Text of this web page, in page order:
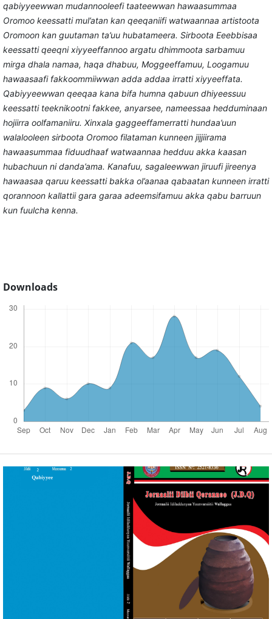
qabiyyeewwan mudannooleefi taateewwan hawaasummaa
Oromoo keessatti mul’atan kan qeeqaniifi watwaannaa artistoota
Oromoon kan guutaman ta’uu hubatameera. Sirboota Eeebbisaa
keessatti qeeqni xiyyeeffannoo argatu dhimmoota sarbamuu
mirga dhala namaa, haqa dhabuu, Moggeeffamuu, Loogamuu
hawaasaafi fakkoommiiwwan adda addaa irratti xiyyeeffata.
Qabiyyeewwan qeeqaa kana bifa humna qabuun dhiyeessuu
keessatti teeknikootni fakkee, anyarsee, nameessaa hedduminaan
hojiirra oolfamaniiru. Xinxala gaggeeffamerratti hundaa’uun
walalooleen sirboota Oromoo filataman kunneen jijjiirama
hawaasummaa fiduudhaaf watwaannaa hedduu akka kaasan
hubachuun ni danda’ama. Kanafuu, sagaleewwan jiruufi jireenya
hawaasaa qaruu keessatti bakka ol’aanaa qabaatan kunneen irratti
qorannoon kallattii gara garaa adeemsifamuu akka qabu barruun
kun fuulcha kenna.
Downloads